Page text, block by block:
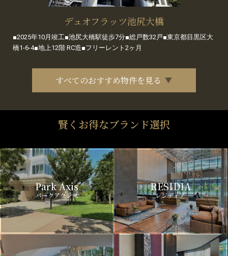
デュオフラッツ池尻大橋
■2025年10月竣工■池尻大橋駅徒歩7分■総戸数32戸■東京都目黒区大
橋1-6-4■地上12階 RC造■フリーレント2ヶ月
すべてのおすすめ物件を見る
賢くお得なブランド選択
Park Axis
パークアクシス
RESIDIA
レジディア